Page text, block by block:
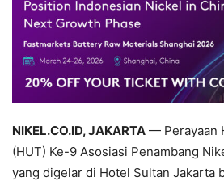
NIKEL.CO.ID, JAKARTA — Perayaan
(HUT) Ke-9 Asosiasi Penambang
yang digelar di Hotel Sultan Jakarta